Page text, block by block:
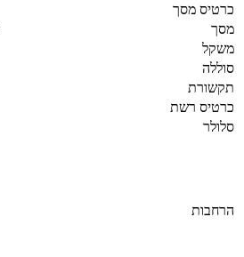
כרטיס מסך
מסך
משקל
סוללה
תקשורת
כרטיס רשת
סלולר
הרחבות